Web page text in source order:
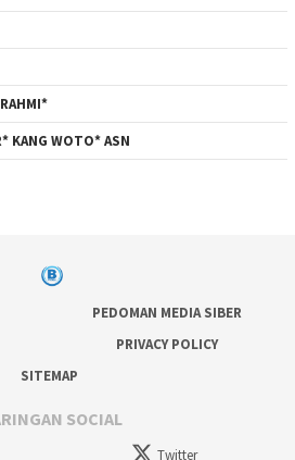
KANG WOTO* ASN
PEDOMAN MEDIA SIBER
PRIVACY POLICY
SITEMAP
SOCIAL
Twitter